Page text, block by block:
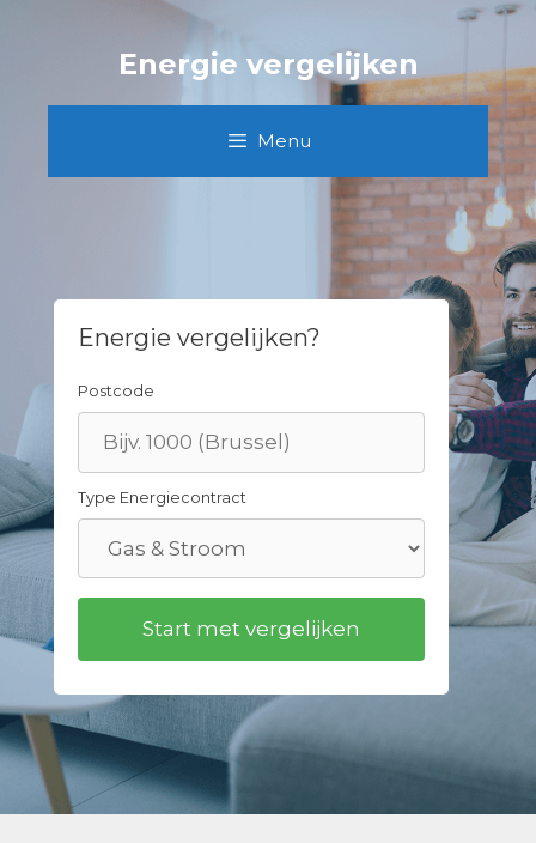
Energie vergelijken
Menu
Energie vergelijken?
Postcode
Type Energiecontract